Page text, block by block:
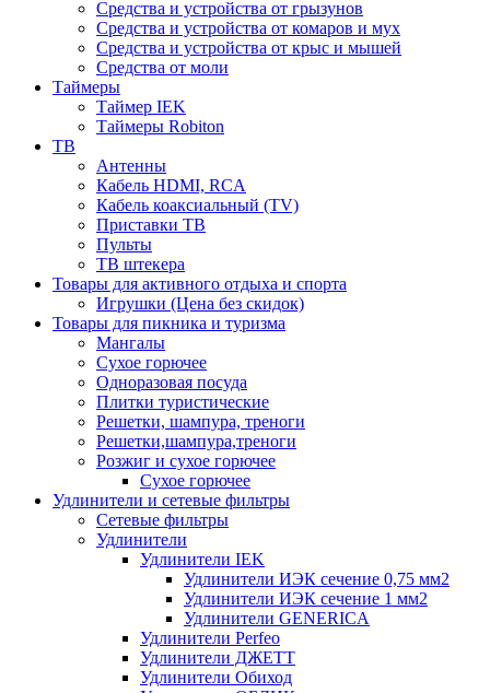
Средства и устройства от грызунов
Средства и устройства от комаров и мух
Средства и устройства от крыс и мышей
Средства от моли
Таймеры
Таймер IEK
Таймеры Robiton
ТВ
Антенны
Кабель HDMI, RCA
Кабель коаксиальный (TV)
Приставки ТВ
Пульты
ТВ штекера
Товары для активного отдыха и спорта
Игрушки (Цена без скидок)
Товары для пикника и туризма
Мангалы
Сухое горючее
Одноразовая посуда
Плитки туристические
Решетки, шампура, треноги
Решетки,шампура,треноги
Розжиг и сухое горючее
Сухое горючее
Удлинители и сетевые фильтры
Сетевые фильтры
Удлинители
Удлинители IEK
Удлинители ИЭК сечение 0,75 мм2
Удлинители ИЭК сечение 1 мм2
Удлинители GENERICA
Удлинители Perfeo
Удлинители ДЖЕТТ
Удлинители Обиход